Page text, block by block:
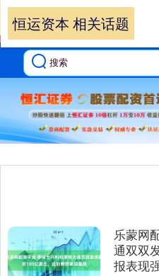
恒运资本 相关话题
乐蒙网
通双双
报表现